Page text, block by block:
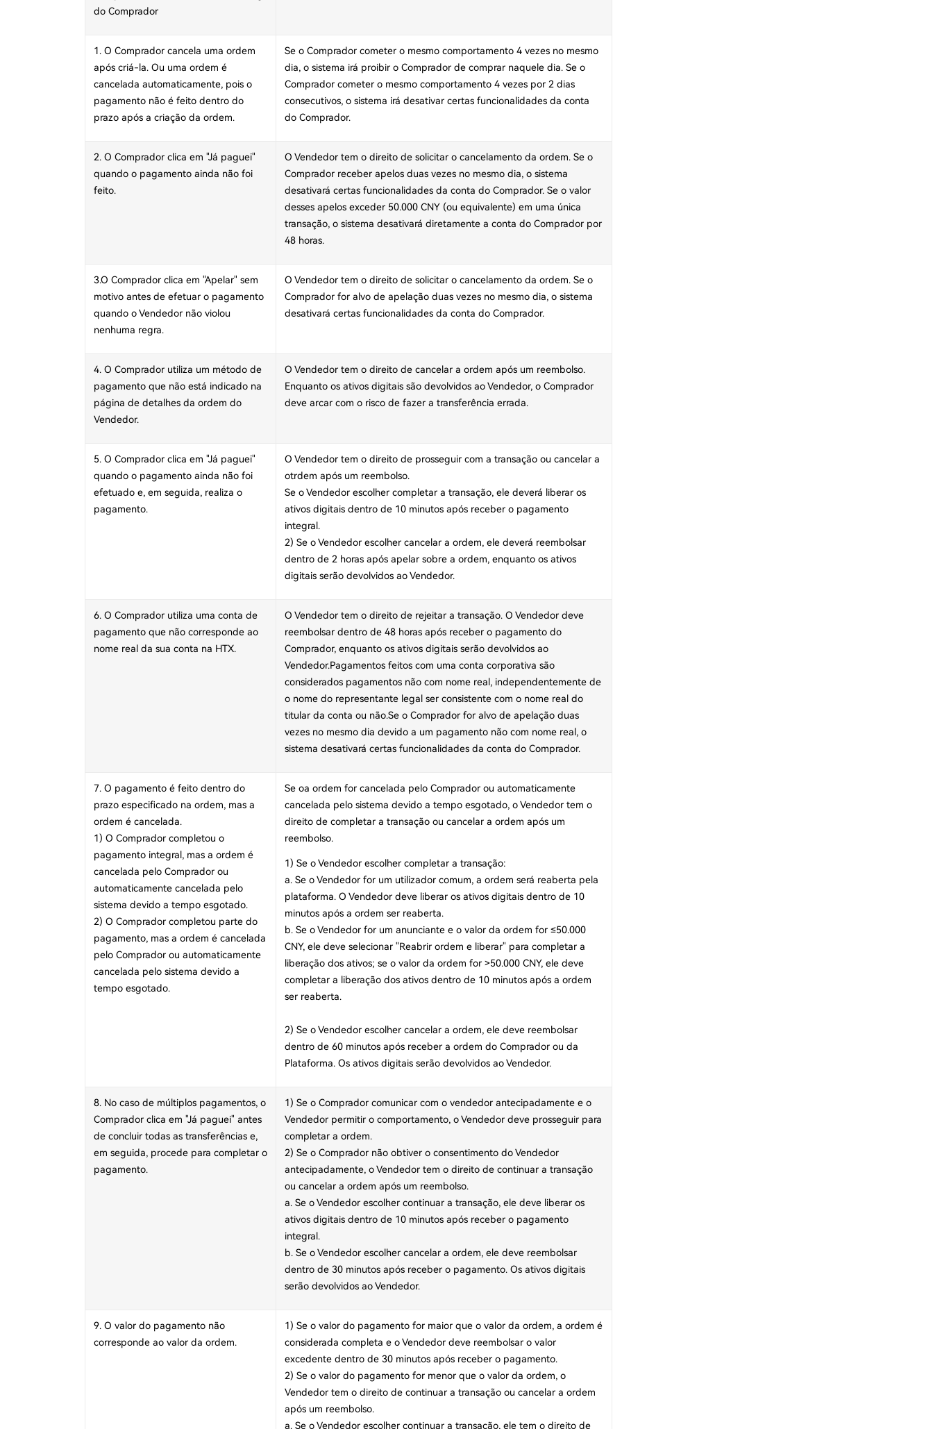
do Comprador
1. O Comprador cancela uma ordem
após criá-la. Ou uma ordem é
cancelada automaticamente, pois o
pagamento não é feito dentro do
prazo após a criação da ordem.
Se o Comprador cometer o mesmo comportamento 4 vezes no mesmo
dia, o sistema irá proibir o Comprador de comprar naquele dia. Se o
Comprador cometer o mesmo comportamento 4 vezes por 2 dias
consecutivos, o sistema irá desativar certas funcionalidades da conta
do Comprador.
2. O Comprador clica em "Já paguei"
quando o pagamento ainda não foi
feito.
O Vendedor tem o direito de solicitar o cancelamento da ordem. Se o
Comprador receber apelos duas vezes no mesmo dia, o sistema
desativará certas funcionalidades da conta do Comprador. Se o valor
desses apelos exceder 50.000 CNY (ou equivalente) em uma única
transação, o sistema desativará diretamente a conta do Comprador por
48 horas.
3.O Comprador clica em "Apelar" sem
motivo antes de efetuar o pagamento
quando o Vendedor não violou
nenhuma regra.
O Vendedor tem o direito de solicitar o cancelamento da ordem. Se o
Comprador for alvo de apelação duas vezes no mesmo dia, o sistema
desativará certas funcionalidades da conta do Comprador.
4. O Comprador utiliza um método de
pagamento que não está indicado na
página de detalhes da ordem do
Vendedor.
O Vendedor tem o direito de cancelar a ordem após um reembolso.
Enquanto os ativos digitais são devolvidos ao Vendedor, o Comprador
deve arcar com o risco de fazer a transferência errada.
5. O Comprador clica em "Já paguei"
quando o pagamento ainda não foi
efetuado e, em seguida, realiza o
pagamento.
O Vendedor tem o direito de prosseguir com a transação ou cancelar a
otrdem após um reembolso.
Se o Vendedor escolher completar a transação, ele deverá liberar os
ativos digitais dentro de 10 minutos após receber o pagamento
integral.
2) Se o Vendedor escolher cancelar a ordem, ele deverá reembolsar
dentro de 2 horas após apelar sobre a ordem, enquanto os ativos
digitais serão devolvidos ao Vendedor.
6. O Comprador utiliza uma conta de
pagamento que não corresponde ao
nome real da sua conta na HTX.
O Vendedor tem o direito de rejeitar a transação. O Vendedor deve
reembolsar dentro de 48 horas após receber o pagamento do
Comprador, enquanto os ativos digitais serão devolvidos ao
Vendedor.Pagamentos feitos com uma conta corporativa são
considerados pagamentos não com nome real, independentemente de
o nome do representante legal ser consistente com o nome real do
titular da conta ou não.Se o Comprador for alvo de apelação duas
vezes no mesmo dia devido a um pagamento não com nome real, o
sistema desativará certas funcionalidades da conta do Comprador.
7. O pagamento é feito dentro do
prazo especificado na ordem, mas a
ordem é cancelada.
1) O Comprador completou o
pagamento integral, mas a ordem é
cancelada pelo Comprador ou
automaticamente cancelada pelo
sistema devido a tempo esgotado.
2) O Comprador completou parte do
pagamento, mas a ordem é cancelada
pelo Comprador ou automaticamente
cancelada pelo sistema devido a
tempo esgotado.
Se oa ordem for cancelada pelo Comprador ou automaticamente
cancelada pelo sistema devido a tempo esgotado, o Vendedor tem o
direito de completar a transação ou cancelar a ordem após um
reembolso.
1) Se o Vendedor escolher completar a transação:
a. Se o Vendedor for um utilizador comum, a ordem será reaberta pela
plataforma. O Vendedor deve liberar os ativos digitais dentro de 10
minutos após a ordem ser reaberta.
b. Se o Vendedor for um anunciante e o valor da ordem for ≤50.000
CNY, ele deve selecionar "Reabrir ordem e liberar" para completar a
liberação dos ativos; se o valor da ordem for >50.000 CNY, ele deve
completar a liberação dos ativos dentro de 10 minutos após a ordem
ser reaberta.
2) Se o Vendedor escolher cancelar a ordem, ele deve reembolsar
dentro de 60 minutos após receber a ordem do Comprador ou da
Plataforma. Os ativos digitais serão devolvidos ao Vendedor.
8. No caso de múltiplos pagamentos, o
Comprador clica em "Já paguei" antes
de concluir todas as transferências e,
em seguida, procede para completar o
pagamento.
1) Se o Comprador comunicar com o vendedor antecipadamente e o
Vendedor permitir o comportamento, o Vendedor deve prosseguir para
completar a ordem.
2) Se o Comprador não obtiver o consentimento do Vendedor
antecipadamente, o Vendedor tem o direito de continuar a transação
ou cancelar a ordem após um reembolso.
a. Se o Vendedor escolher continuar a transação, ele deve liberar os
ativos digitais dentro de 10 minutos após receber o pagamento
integral.
b. Se o Vendedor escolher cancelar a ordem, ele deve reembolsar
dentro de 30 minutos após receber o pagamento. Os ativos digitais
serão devolvidos ao Vendedor.
9. O valor do pagamento não
corresponde ao valor da ordem.
1) Se o valor do pagamento for maior que o valor da ordem, a ordem é
considerada completa e o Vendedor deve reembolsar o valor
excedente dentro de 30 minutos após receber o pagamento.
2) Se o valor do pagamento for menor que o valor da ordem, o
Vendedor tem o direito de continuar a transação ou cancelar a ordem
após um reembolso.
a. Se o Vendedor escolher continuar a transação, ele tem o direito de